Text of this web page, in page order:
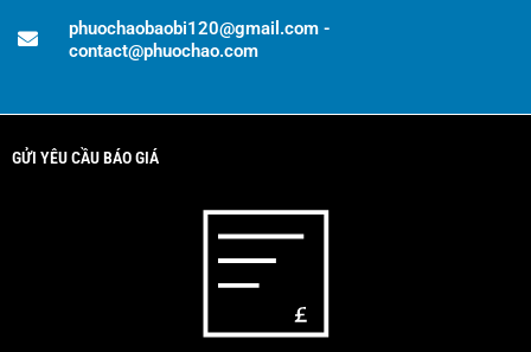
phuochaobaobi120@gmail.com -
contact@phuochao.com
GỬI YÊU CẦU BÁO GIÁ